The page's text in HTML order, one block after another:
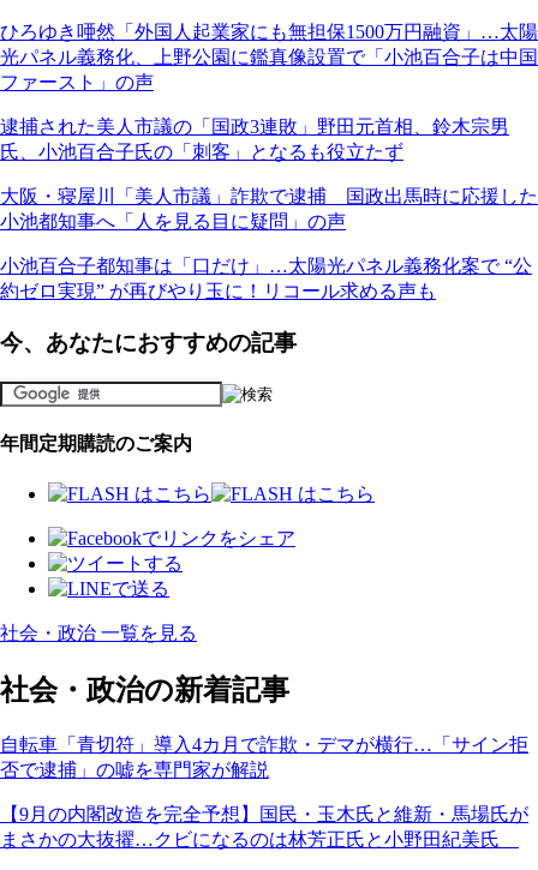
ひろゆき唖然「外国人起業家にも無担保1500万円融資」…太陽
光パネル義務化、上野公園に鑑真像設置で「小池百合子は中国
ファースト」の声
逮捕された美人市議の「国政3連敗」野田元首相、鈴木宗男
氏、小池百合子氏の「刺客」となるも役立たず
大阪・寝屋川「美人市議」詐欺で逮捕 国政出馬時に応援した
小池都知事へ「人を見る目に疑問」の声
小池百合子都知事は「口だけ」…太陽光パネル義務化案で “公
約ゼロ実現” が再びやり玉に！リコール求める声も
今、あなたにおすすめの記事
年間定期購読のご案内
社会・政治 一覧を見る
社会・政治の新着記事
自転車「青切符」導入4カ月で詐欺・デマが横行…「サイン拒
否で逮捕」の嘘を専門家が解説
【9月の内閣改造を完全予想】国民・玉木氏と維新・馬場氏が
まさかの大抜擢…クビになるのは林芳正氏と小野田紀美氏